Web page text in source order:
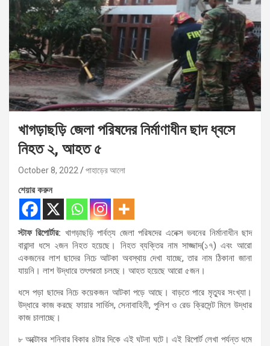
খাগড়াছড়ি জেলা পরিষদের নির্মাণাধীন ছাদ ধ্বসে
নিহত ২, আহত ৫
October 8, 2022 পাহাড়ের আলো
শেয়ার করুন
স্টাফ রিপোর্টার: খাগড়াছড়ি পার্বত্য জেলা পরিষদের এনেক্স ভবনের নির্মানাধীন ছাদ
বারান্দা ধসে ২জন নিহত হয়েছে। নিহত ব্যক্তির নাম সাজ্জাদ(১৭) এবং আরো
একজনের লাশ ছাদের নিচে আটকা অবস্থায় দেখা যাচ্ছে, তার নাম ঠিকানা জানা
যায়নি। লাশ উদ্ধারে তৎপরতা চলছে। আহত হয়েছে আরো ৫জন।
ধসে পড়া ছাদের নিচে কয়েকজন আটকা পড়ে আছে। বাড়তে পারে মৃত্যুর সংখ্যা।
উদ্ধারে কাজ করছে ফায়ার সার্ভিস, সেনাবাহিনী, পুলিশ ও রেড ক্রিসেন্ট মিলে উদ্ধার
কাজ চালাচ্ছে।
৮ অক্টোবর শনিবার বিকার ৪টার দিকে এই ঘটনা ঘটে। এই রিপোর্ট লেখা পর্যন্ত ধমে